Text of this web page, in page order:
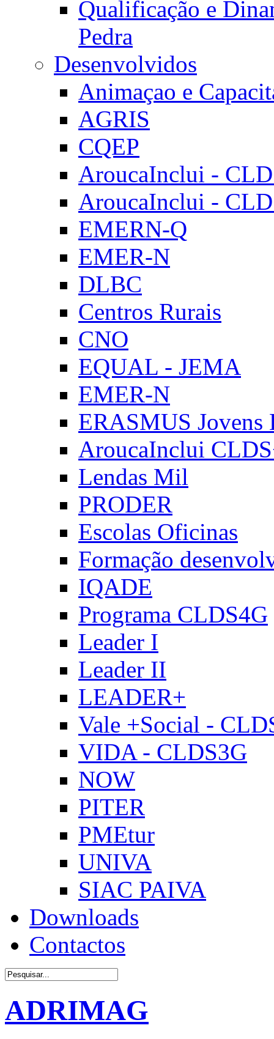
Qualificação e
Pedra
Desenvolvidos
Animaçao e
AGRIS
CQEP
AroucaInclui -
AroucaInclui -
EMERN-Q
EMER-N
DLBC
Centros Rurais
CNO
EQUAL - JEMA
EMER-N
ERASMUS Jovens
AroucaInclui
Lendas Mil
PRODER
Escolas Oficinas
Formação
IQADE
Programa CLDS4G
Leader I
Leader II
LEADER+
Vale +Social -
VIDA - CLDS3G
NOW
PITER
PMEtur
UNIVA
SIAC PAIVA
Downloads
Contactos
ADRIMAG